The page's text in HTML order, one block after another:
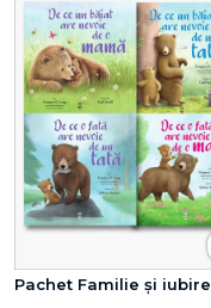
Pachet Familie și iubire